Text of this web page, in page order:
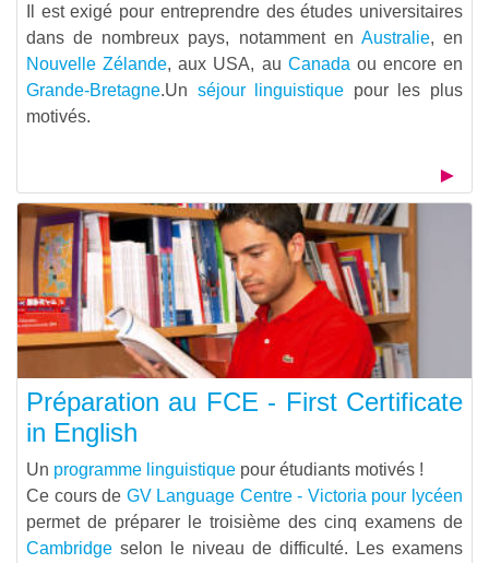
Il est exigé pour entreprendre des études universitaires
dans de nombreux pays, notamment en Australie, en
Nouvelle Zélande, aux USA, au Canada ou encore en
Grande-Bretagne.Un séjour linguistique pour les plus
motivés.
Préparation au FCE - First Certificate
in English
Un programme linguistique pour étudiants motivés !
Ce cours de GV Language Centre - Victoria pour lycéen
permet de préparer le troisième des cinq examens de
Cambridge selon le niveau de difficulté. Les examens